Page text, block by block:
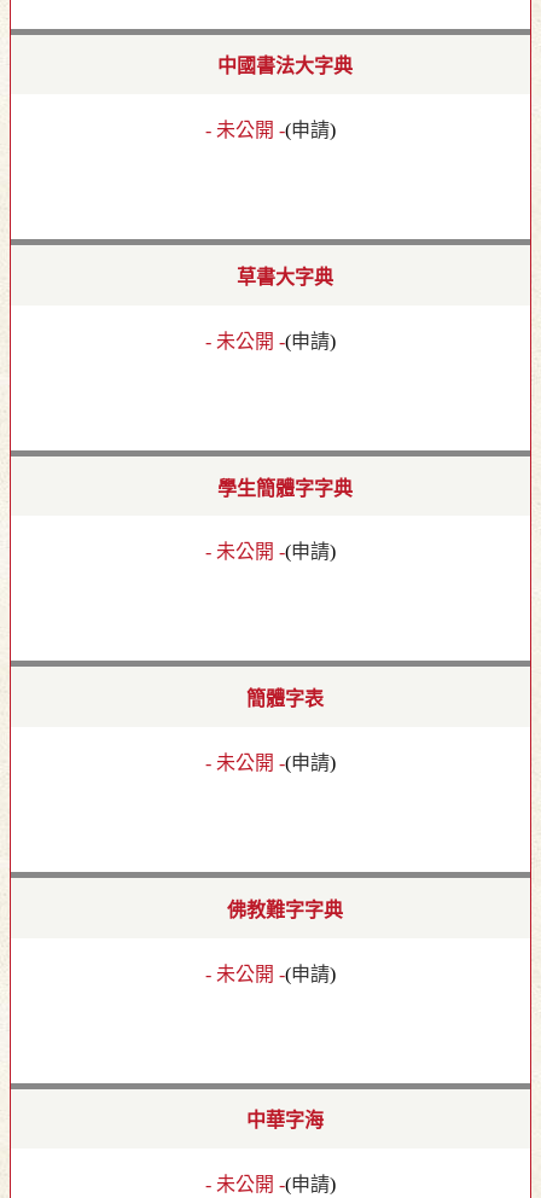
中國書法大字典
- 未公開 -(申請)
草書大字典
- 未公開 -(申請)
學生簡體字字典
- 未公開 -(申請)
簡體字表
- 未公開 -(申請)
佛教難字字典
- 未公開 -(申請)
中華字海
- 未公開 -(申請)